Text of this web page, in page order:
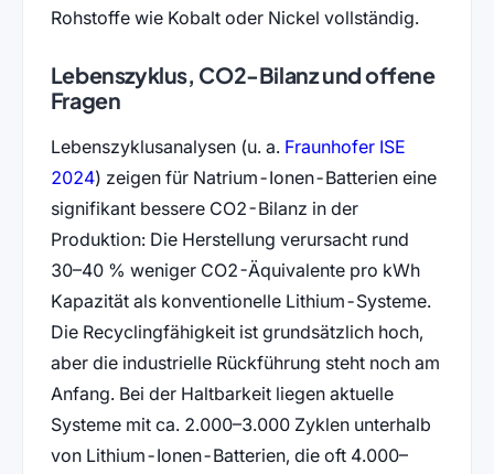
Rohstoffe wie Kobalt oder Nickel vollständig.
Lebenszyklus, CO2-Bilanz und offene
Fragen
Lebenszyklusanalysen (u. a. Fraunhofer ISE
2024(öffnet in neuem Tab)
) zeigen für Natrium-Ionen-Batterien eine
signifikant bessere CO2-Bilanz in der
Produktion: Die Herstellung verursacht rund
30–40 % weniger CO2-Äquivalente pro kWh
Kapazität als konventionelle Lithium-Systeme.
Die Recyclingfähigkeit ist grundsätzlich hoch,
aber die industrielle Rückführung steht noch am
Anfang. Bei der Haltbarkeit liegen aktuelle
Systeme mit ca. 2.000–3.000 Zyklen unterhalb
von Lithium-Ionen-Batterien, die oft 4.000–